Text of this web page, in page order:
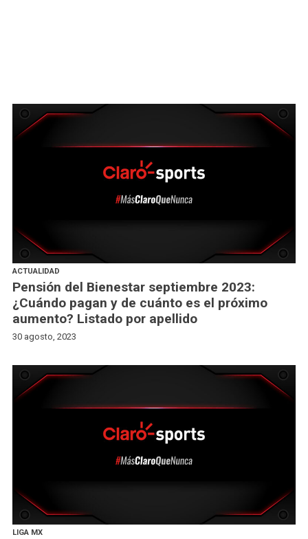
ACTUALIDAD
Pensión del Bienestar septiembre 2023:
¿Cuándo pagan y de cuánto es el próximo
aumento? Listado por apellido
30 agosto, 2023
LIGA MX